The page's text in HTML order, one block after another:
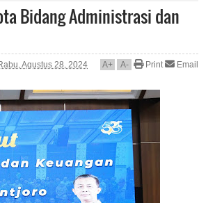
Bidang Administrasi dan
Agustus 28, 2024 A+ A- Print Email